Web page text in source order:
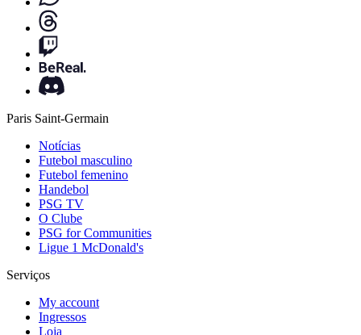
Paris Saint-Germain
Notícias
Futebol masculino
Futebol femenino
Handebol
PSG TV
O Clube
PSG for Communities
Ligue 1 McDonald's
Serviços
My account
Ingressos
Loja